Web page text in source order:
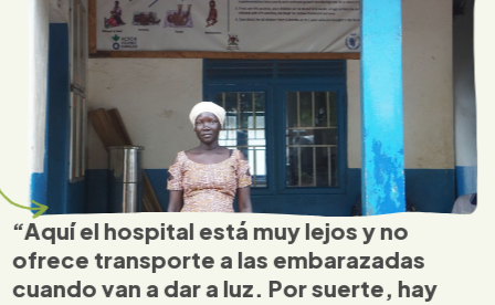
“Aquí el hospital está muy lejos y no
ofrece transporte a las embarazadas
cuando van a dar a luz. Por suerte, hay